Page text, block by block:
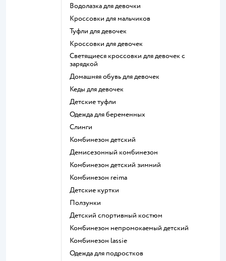
Водолазка для девочки
Кроссовки для мальчиков
Туфли для девочек
Кроссовки для девочек
Светящиеся кроссовки для девочек с
зарядкой
Домашняя обувь для девочек
Кеды для девочек
Детские туфли
Одежда для беременных
Слинги
Комбинезон детский
Демисезонный комбинезон
Комбинезон детский зимний
Комбинезон reima
Детские куртки
Ползунки
Детский спортивный костюм
Комбинезон непромокаемый детский
Комбинезон lassie
Одежда для подростков